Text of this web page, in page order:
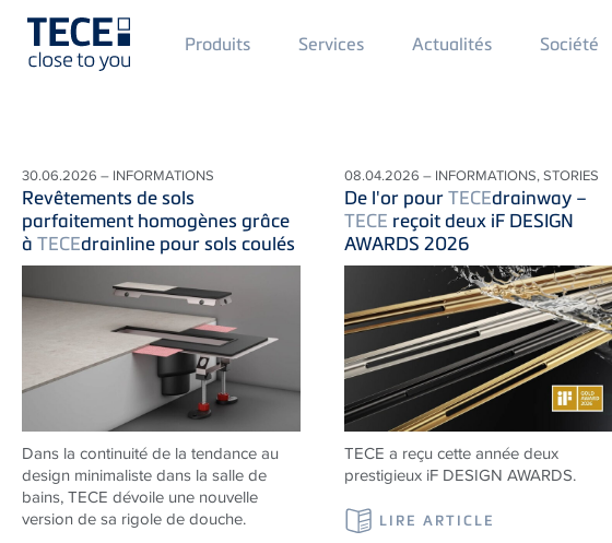
Main
Menü
Produits Services Actualités Main
Menu
Société
30.06.2026 – INFORMATIONS
Revêtements de sols
parfaitement homogènes grâce
à TECEdrainline pour sols coulés
Dans la continuité de la tendance au
design minimaliste dans la salle de
bains, TECE dévoile une nouvelle
version de sa rigole de douche.
08.04.2026 – INFORMATIONS, STORIES
De l'or pourTECEdrainway –
TECE reçoit deux iF DESIGN
AWARDS 2026
TECE a reçu cette année deux
prestigieux iF DESIGN AWARDS.
LIRE ARTICLE